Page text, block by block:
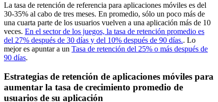
La tasa de retención de referencia para aplicaciones móviles es del
30-35% al cabo de tres meses. En promedio, sólo un poco más de
una cuarta parte de los usuarios vuelven a una aplicación más de 10
veces. En el sector de los juegos, la tasa de retención promedio es
del 27% después de 30 días y del 10% después de 90 días.. Lo
mejor es apuntar a un Tasa de retención del 25% o más después de
90 días.
Estrategias de retención de aplicaciones móviles para
aumentar la tasa de crecimiento promedio de
usuarios de su aplicación